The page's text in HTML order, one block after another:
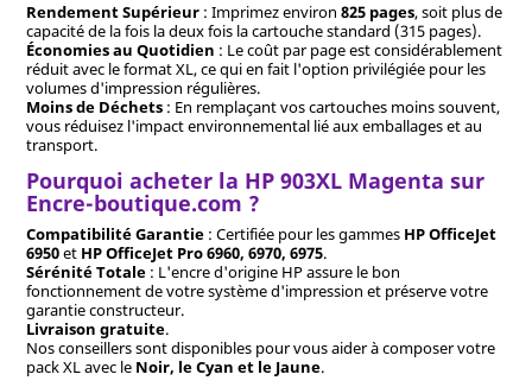
Rendement Supérieur: Imprimez environ 825 pages, soit plus de
capacité de la fois la deux fois la cartouche standard (315 pages).
Économies au Quotidien : Le coût par page est considérablement
réduit avec le format XL, ce qui en fait l'option privilégiée pour les
volumes d'impression régulières.
Moins de Déchets: En remplaçant vos cartouches moins souvent,
vous réduisez l'impact environnemental lié aux emballages et au
transport.
Pourquoi acheter la HP 903XL Magenta sur
Encre-boutique.com ?
Compatibilité Garantie: Certifiée pour les gammes HP OfficeJet
6950et HP OfficeJet Pro 6960, 6970, 6975.
Sérénité Totale: L'encre d'origine HP assure le bon
fonctionnement de votre système d'impression et préserve votre
garantie constructeur.
Livraison gratuite.
Nos conseillers sont disponibles pour vous aider à composer votre
pack XL avec le Noir, le Cyan et le Jaune.